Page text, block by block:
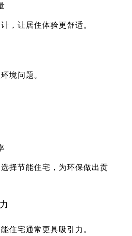
，让居住体验更舒适。
境问题。
择节能住宅，为环保做出贡
住宅通常更具吸引力。